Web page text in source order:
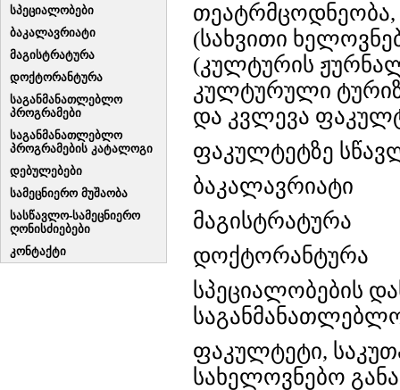
სპეციალობები
ბაკალავრიატი
მაგისტრატურა
დოქტორანტურა
საგანმანათლებლო
პროგრამები
საგანმანათლებლო
პროგრამების კატალოგი
დებულებები
სამეცნიერო მუშაობა
სასწავლო-სამეცნიერო
ღონისძიებები
კონტაქტი
(სახვითი
(კულტურის
კულტურული
და კვლევა
ფაკულტეტზე
ბაკალავრიატი
მაგისტრატურა
დოქტორანტურა
სპეციალობების
ფაკულტეტი,
სახელოვნებო